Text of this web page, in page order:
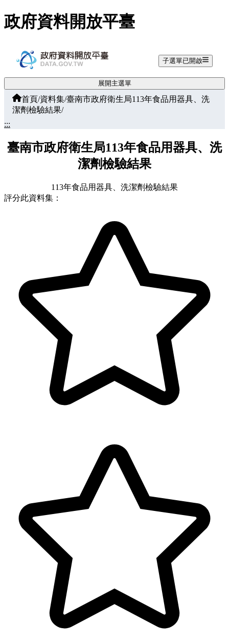
跳至主要內容
政府資料開放平臺
子選單已開啟
展開主選單
首頁/資料集/臺南市政府衛生局113年食品用器具、洗
潔劑檢驗結果/
:::
臺南市政府衛生局113年食品用器具、洗
潔劑檢驗結果
113年食品用器具、洗潔劑檢驗結果
評分此資料集：